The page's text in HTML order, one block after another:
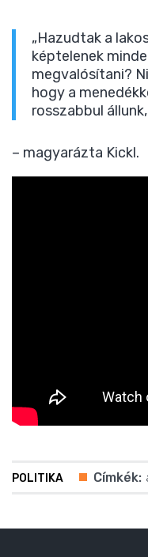
„Hazudtak a
képtelenek
megvalósítani?
hogy a
rosszabbul
– magyarázta Kickl.
POLITIKA Címkék: